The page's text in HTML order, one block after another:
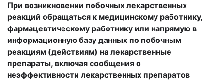
При возникновении побочных лекарственных
реакций обращаться к медицинскому работнику,
фармацевтическому работнику или напрямую в
информационную базу данных по побочным
реакциям (действиям) на лекарственные
препараты, включая сообщения о
неэффективности лекарственных препаратов